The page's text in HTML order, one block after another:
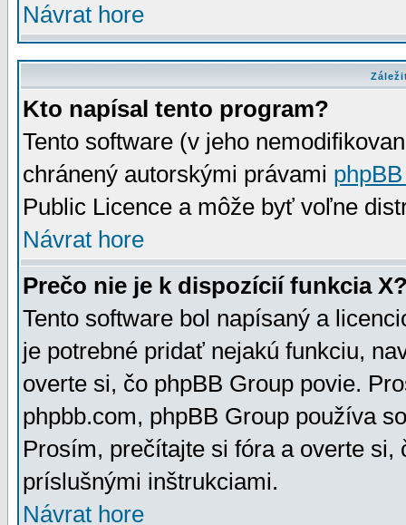
Návrat hore
Kto napísal tento program?
Tento software (v jeho
chránený autorskými právami
Public Licence a môže byť voľne
Návrat hore
Prečo nie je k dispozícií funkcia
Tento software bol napísaný a
je potrebné pridať nejakú funkciu,
overte si, čo phpBB Group povie.
phpbb.com, phpBB Group používa
Prosím, prečítajte si fóra a overte
príslušnými inštrukciami.
Návrat hore